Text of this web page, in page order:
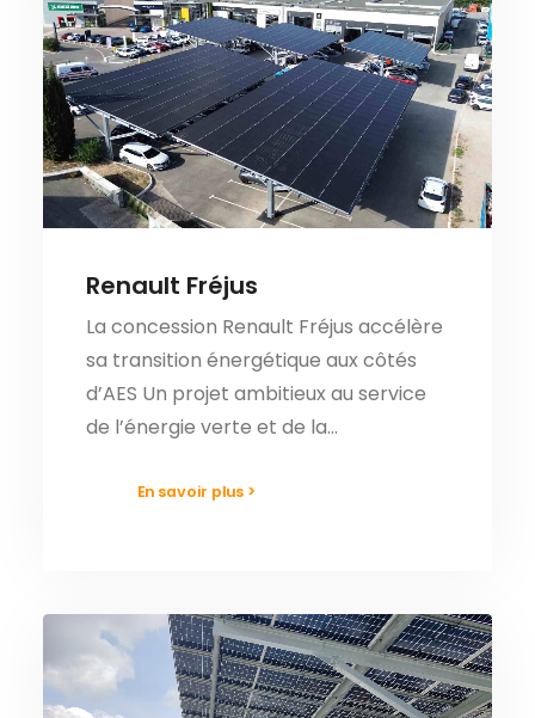
Renault Fréjus
La concession Renault Fréjus accélère
sa transition énergétique aux côtés
d’AES Un projet ambitieux au service
de l’énergie verte et de la…
En savoir plus >